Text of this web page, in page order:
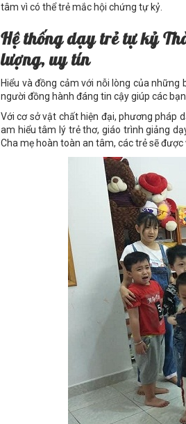
tâm vì có thể trẻ mắc hội chứng tự kỷ.
Hệ thống dạy trẻ tự kỷ
lượng, uy tín
Hiểu và đồng cảm với nỗi lòng của
người đồng hành đáng tin cậy giúp các
Với cơ sở vật chất hiện đại, phương pháp
am hiểu tâm lý trẻ thơ, giáo trình giảng
Cha mẹ hoàn toàn an tâm, các trẻ sẽ